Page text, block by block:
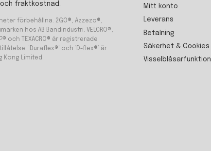
fraktkostnad.
förbehållna. 2GO®, Azzezo®,
hos AB Bandindustri. VELCRO®,
och TEXACRO® är registrerade
‘Duraflex®’ och ‘D-flex®’ är
Kong Limited.
Mitt konto
Leverans
Betalning
Säkerhet & Cookies
Visselblåsarfunktion